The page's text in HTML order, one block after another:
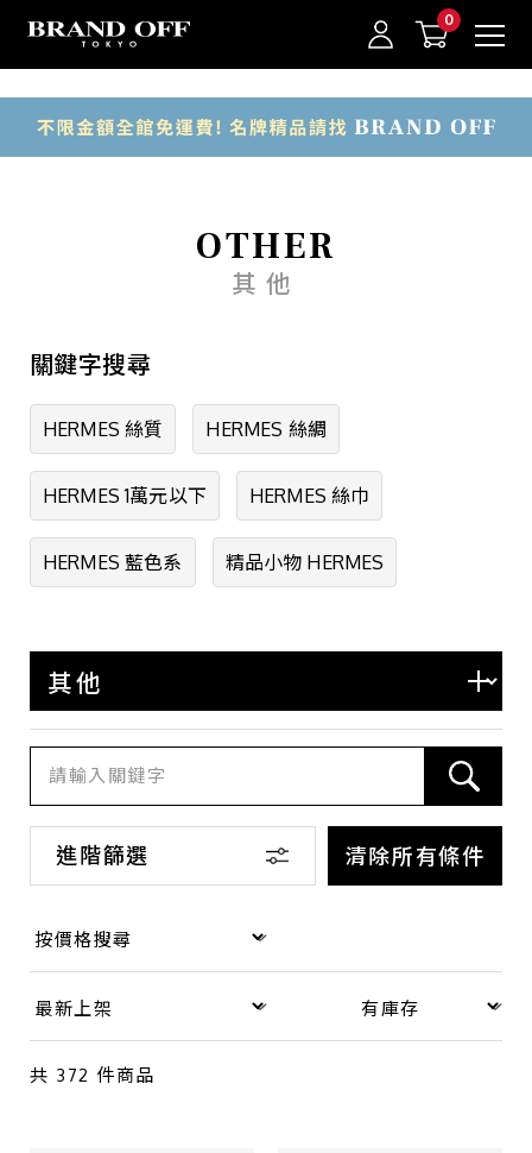
中古名牌業界No.1的BRAND OFF。BRAND OFF官網購物/h1>
OTHER
其他
關鍵字搜尋
HERMES 絲質 HERMES 絲綢
HERMES 1萬元以下 HERMES 絲巾
HERMES 藍色系 精品小物 HERMES
進階篩選 清除所有條件
精選品牌
LOUIS VUITTON
PRADA
BVLGARI
Cartier
TIFFANY
BOTTEGA VENETA
BALENCIAGA
LOEWE
SAINT LAURENT
其他
系列
記事本套
護照夾
共 372 件商品